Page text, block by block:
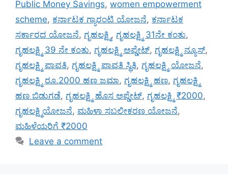
Public Money Savings, women empowerment
scheme, ಕರ್ನಾಟಕ ಗ್ಯಾರಂಟಿ ಯೋಜನೆ, ಕರ್ನಾಟಕ
ಸರ್ಕಾರದ ಯೋಜನೆ, ಗೃಹಲಕ್ಷ್ಮಿ, ಗೃಹಲಕ್ಷ್ಮಿ 31ನೇ ಕಂತು,
ಗೃಹಲಕ್ಷ್ಮಿ 39 ನೇ ಕಂತು, ಗೃಹಲಕ್ಷ್ಮಿ ಅಪ್ಡೇಟ್, ಗೃಹಲಕ್ಷ್ಮಿ ನ್ಯೂಸ್,
ಗೃಹಲಕ್ಷ್ಮಿ ಪಾವತಿ, ಗೃಹಲಕ್ಷ್ಮಿ ಪಾವತಿ ಸ್ಥಿತಿ, ಗೃಹಲಕ್ಷ್ಮಿ ಯೋಜನೆ,
ಗೃಹಲಕ್ಷ್ಮಿ ರೂ.2000 ಹಣ ಜಮಾ, ಗೃಹಲಕ್ಷ್ಮಿ ಹಣ, ಗೃಹಲಕ್ಷ್ಮಿ
ಹಣ ಬಿಡುಗಡೆ, ಗೃಹಲಕ್ಷ್ಮಿ ಹೊಸ ಅಪ್ಡೇಟ್, ಗೃಹಲಕ್ಷ್ಮಿ ₹2000,
ಗೃಹಲಕ್ಷ್ಮಿಯೋಜನೆ, ಮಹಿಳಾ ಸಬಲೀಕರಣ ಯೋಜನೆ,
ಮಹಿಳೆಯರಿಗೆ ₹2000
Leave a comment